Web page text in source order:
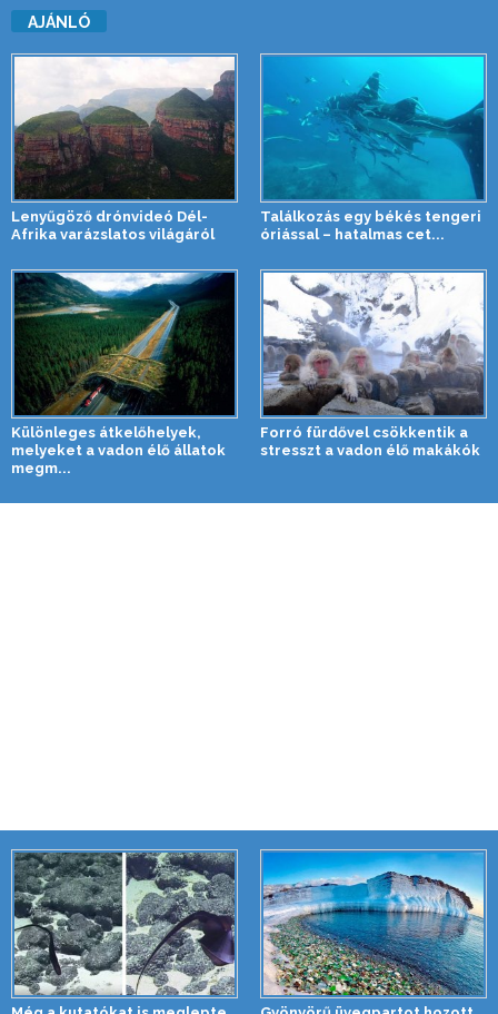
AJÁNLÓ
Lenyűgöző drónvideó Dél-
Afrika varázslatos világáról
Találkozás egy békés tengeri
óriással – hatalmas cet...
Különleges átkelőhelyek,
melyeket a vadon élő állatok
megm...
Forró fürdővel csökkentik a
stresszt a vadon élő makákók